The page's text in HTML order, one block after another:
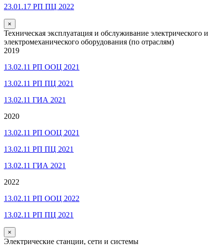
23.01.17 РП ПЦ 2022
×
Техническая эксплуатация и обслуживание электрического и
электромеханического оборудования (по отраслям)
2019
13.02.11 РП ООЦ 2021
13.02.11 РП ПЦ 2021
13.02.11 ГИА 2021
2020
13.02.11 РП ООЦ 2021
13.02.11 РП ПЦ 2021
13.02.11 ГИА 2021
2022
13.02.11 РП ООЦ 2022
13.02.11 РП ПЦ 2021
×
Электрические станции, сети и системы